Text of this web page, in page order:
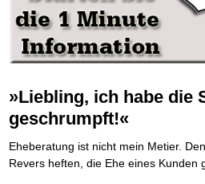
Schnell und kompakt
Schach der SCHUFA FRISCH EINGETROFFEN
Schnell eine saubere SCHUFA
Das richtige Post-Know-How
GbR-Vertrag mit beschränkter Haftung
GbR als Einzelperson gründen
Der Finanzmanager NEU
Behalten Sie den Überblick
Nützliche Problemlösungen
Vermögenssicherung durch GbR-Vertrag
Schutzwall für Hab und Gut
GbR-Vertrag mit beschränkter Haftung
Sich rechtlich einrichten BRANDNEU
Schützen Sie sich
Stiftung gründen und profitabel vermarkten
Gründen Sie Ihre Stiftung
Suchmaschinenoptimierung mit der Top10-
Platzieren Sie sich bei Google ganz oben
Für ein erfolgreiches Leben
Mental Force
Entfalten Sie Ihre geistigen Kräfte
Mental Force - Hörbuch
Nutze Deine geistigen Waffen
Das Kapital Ihrer geistigen Möglichkeiten
Schlüssel des Erfolgs
Methoden der Lebenstechnik
Hilf Dir selbst, hilft Dir Gott TIPP
Frei Fahrt ohne Punkte
Kaufe doch Deine Schulden BRANDNEU
Die geniale Lösung zum schnellen
Die Macht des Schuldners TIPP
Ohne Probleme clever Texten und Schreiben
Die Macht des Telefax NEU
Zeit & Kommunikationsgewinn
Mittel gegen Titel EMPFEHLUNG
Sichern Sie Einkommen und Vermögenswerte
»Liebling, ich habe die
geschrumpft!«
Eheberatung ist nicht mein Metier.
Revers heften, die Ehe eines Kunden